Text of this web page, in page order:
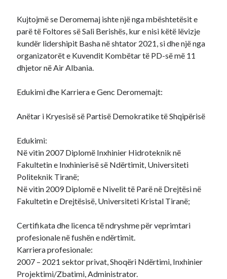
Kujtojmë se Deromemaj ishte një nga mbështetësit e
parë të Foltores së Sali Berishës, kur e nisi këtë lëvizje
kundër lidershipit Basha në shtator 2021, si dhe një nga
organizatorët e Kuvendit Kombëtar të PD-së më 11
dhjetor në Air Albania.
Edukimi dhe Karriera e Genc Deromemajt:
Anëtar i Kryesisë së Partisë Demokratike të Shqipërisë
Edukimi:
Në vitin 2007 Diplomë Inxhinier Hidroteknik në
Fakultetin e Inxhinierisë së Ndërtimit, Universiteti
Politeknik Tiranë;
Në vitin 2009 Diplomë e Nivelit të Parë në Drejtësi në
Fakultetin e Drejtësisë, Universiteti Kristal Tiranë;
Certifikata dhe licenca të ndryshme për veprimtari
profesionale në fushën e ndërtimit.
Karriera profesionale:
2007 – 2021 sektor privat, Shoqëri Ndërtimi, Inxhinier
Projektimi/Zbatimi, Administrator.